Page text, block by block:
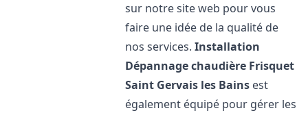
sur notre site web pour vous
faire une idée de la qualité de
nos services.Installation
Dépannage chaudière Frisquet
Saint Gervais les Bains est
également équipé pour gérer les